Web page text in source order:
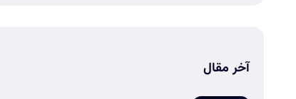
آخر مقال